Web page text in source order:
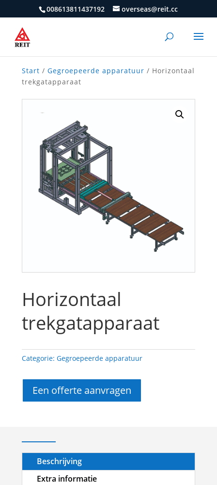
008613811437192 overseas@reit.cc
Start / Gegroepeerde apparatuur / Horizontaal
trekgatapparaat
Horizontaal
trekgatapparaat
Categorie: Gegroepeerde apparatuur
Een offerte aanvragen
Beschrijving
Extra informatie